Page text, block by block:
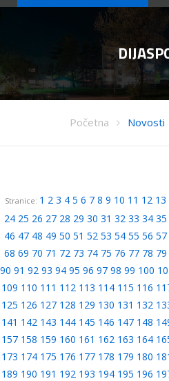
Početna Novosti
Stranice: 1 2 3 4 5 6 7 8 9 10 11 12 13
24 25 26 27 28 29 30 31 32 33 34 35
46 47 48 49 50 51 52 53 54 55 56 57
68 69 70 71 72 73 74 75 76 77 78 79
90 91 92 93 94 95 96 97 98 99 100
109 110 111 112 113 114 115 116
125 126 127 128 129 130 131 132
141 142 143 144 145 146 147 148
157 158 159 160 161 162 163 164
173 174 175 176 177 178 179 180
189 190 191 192 193 194 195 196